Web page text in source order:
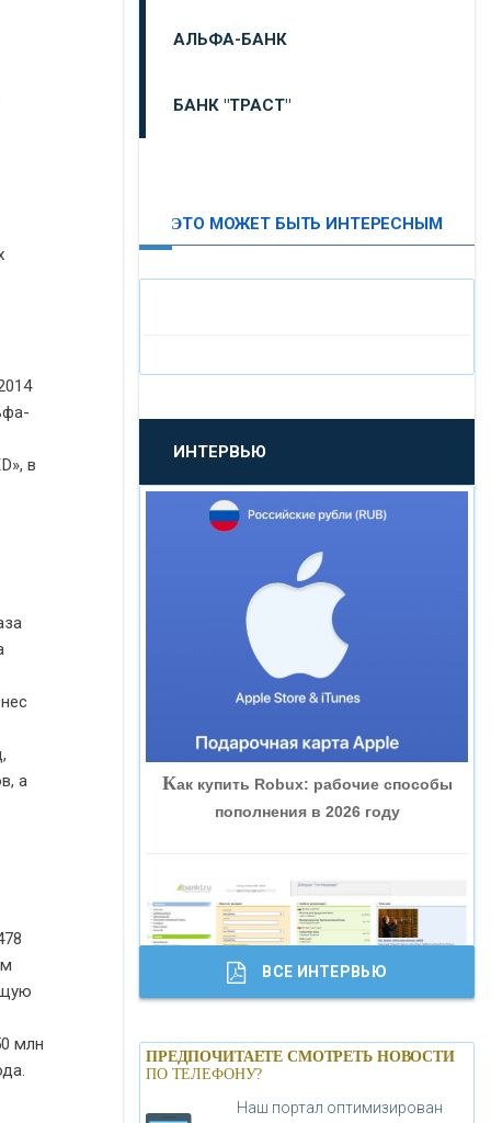
в
а
млн
АЛЬФА-БАНК
БАНК "ТРАСТ"
«ПРОМСВЯЗЬБАНК»
«НОВИКОМБАНК»
«СМП БАНК»
«ВНЕШПРОМБАНК»
«БАНК ГЛОБЭКС»
«ТРАСТ»
«ГАЗПРОМБАНК»
«МОСКОВСКИЙ КРЕДИТНЫЙ
БАНК»
ЭТО МОЖЕТ БЫТЬ ИНТЕРЕСНЫМ
ИНТЕРВЬЮ
Как купить Robux: рабочие способы
пополнения в 2026 году
Банки.ру обновил логотип впервые за
19 лет - «Лента новостей»
ВСЕ ИНТЕРВЬЮ
ПРЕДПОЧИТАЕТЕ СМОТРЕТЬ НОВОСТИ
ПО ТЕЛЕФОНУ?
Наш портал оптимизирован